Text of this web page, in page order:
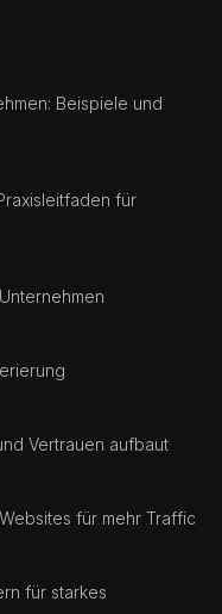
Beispiele und
für
Vertrauen aufbaut
für mehr Traffic
für starkes
+387 61 924 649
GbR Hauptstr 117
+49 30 56844455